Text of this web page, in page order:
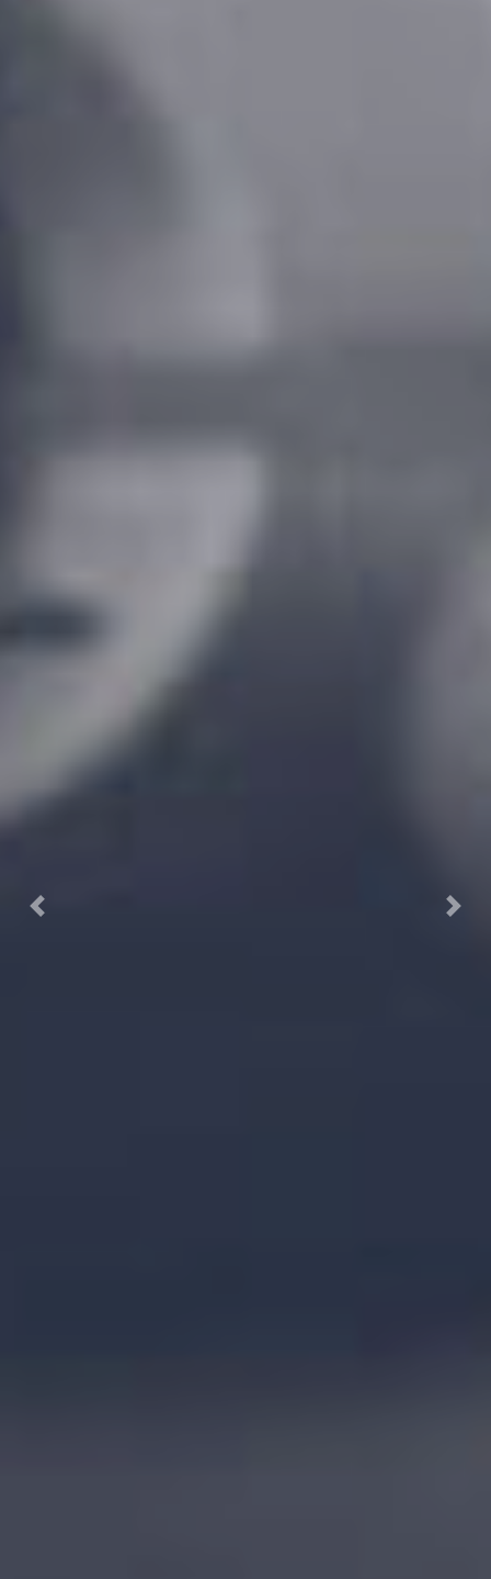
Previous Next